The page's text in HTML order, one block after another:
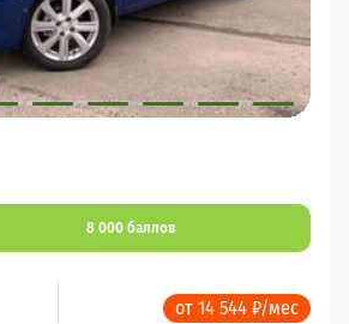
8 000 баллов
от 14 544 ₽/мес